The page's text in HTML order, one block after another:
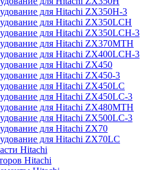
для Hitachi ZX350H-3
для Hitachi ZX350LCH
для Hitachi ZX350LCH-3
для Hitachi ZX370MTH
для Hitachi ZX400LCH-3
для Hitachi ZX450
для Hitachi ZX450-3
для Hitachi ZX450LC
для Hitachi ZX450LC-3
для Hitachi ZX480MTH
для Hitachi ZX500LC-3
для Hitachi ZX70
для Hitachi ZX70LC
Hitachi
Hitachi